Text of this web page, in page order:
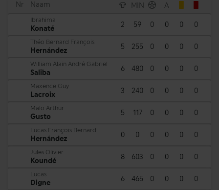
Nr Naam MIN A
Ibrahima
Konaté 2 59 0 0 0 0
Théo Bernard François
Hernández 5 255 0 0 0 0
William Alain André Gabriel
Saliba 6 480 0 0 0 0
Maxence Guy
Lacroix 3 240 0 0 0 0
Malo Arthur
Gusto 5 117 0 0 0 0
Lucas François Bernard
Hernández 0 0 0 0 0 0
Jules Olivier
Koundé 8 603 0 0 0 0
Lucas
Digne 6 465 0 0 0 0